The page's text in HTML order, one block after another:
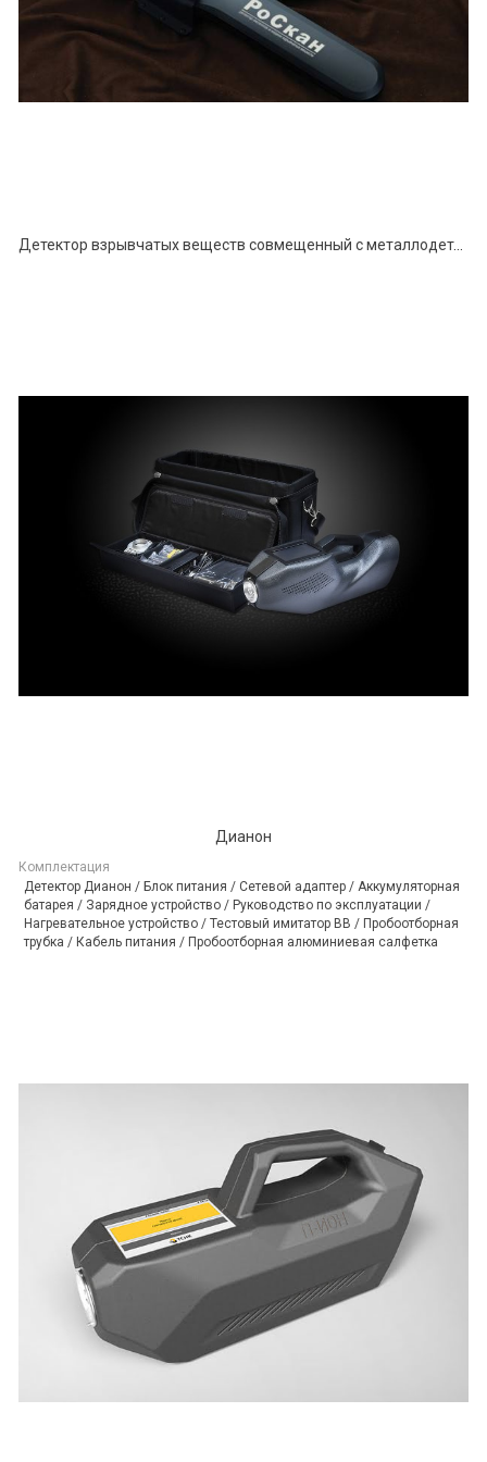
Детектор взрывчатых веществ совмещенный с металлодетектором РОСКАН
Дианон
Комплектация
Детектор Дианон / Блок питания / Сетевой адаптер / Аккумуляторная
батарея / Зарядное устройство / Руководство по эксплуатации /
Нагревательное устройство / Тестовый имитатор ВВ / Пробоотборная
трубка / Кабель питания / Пробоотборная алюминиевая салфетка